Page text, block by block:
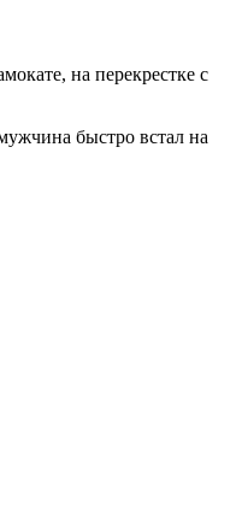
на перекрестке с
быстро встал на